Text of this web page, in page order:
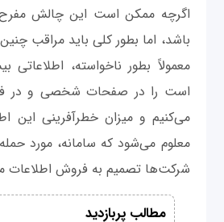
اگرچه ممکن است این چالش
باشد، اما بطور کلی باید مراقب
معمولاً بطور ناخواسته، اطلاعاتی
است را در صفحات شخصی و در
می‌کنیم و میزان خطرآفرینی این
معلوم می‌شود که سامانه، مورد
شرکت‌ها تصمیم به فروش اطلاعات
مطالب پربازدید